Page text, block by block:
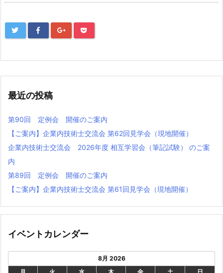
最近の投稿
第90回 定例会 開催のご案内
【ご案内】企業内技術士交流会 第62回見学会（現地開催）
企業内技術士交流会 2026年度 相互学習会（筆記試験） のご案
内
第89回 定例会 開催のご案内
【ご案内】企業内技術⼠交流会 第61回⾒学会（現地開催）
イベントカレンダー
8月 2026